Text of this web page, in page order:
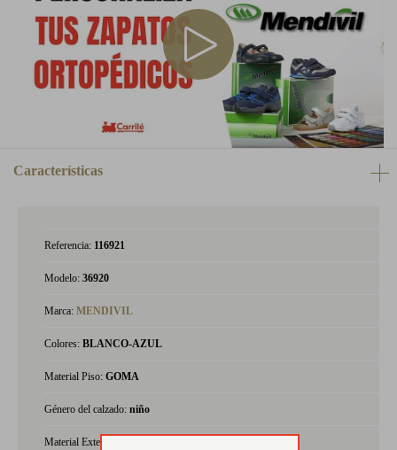
Características
Referencia: 116921
Modelo: 36920
Marca: MENDIVIL
Colores: BLANCO-AZUL
Material Piso: GOMA
Género del calzado: niño
Material Exterior: